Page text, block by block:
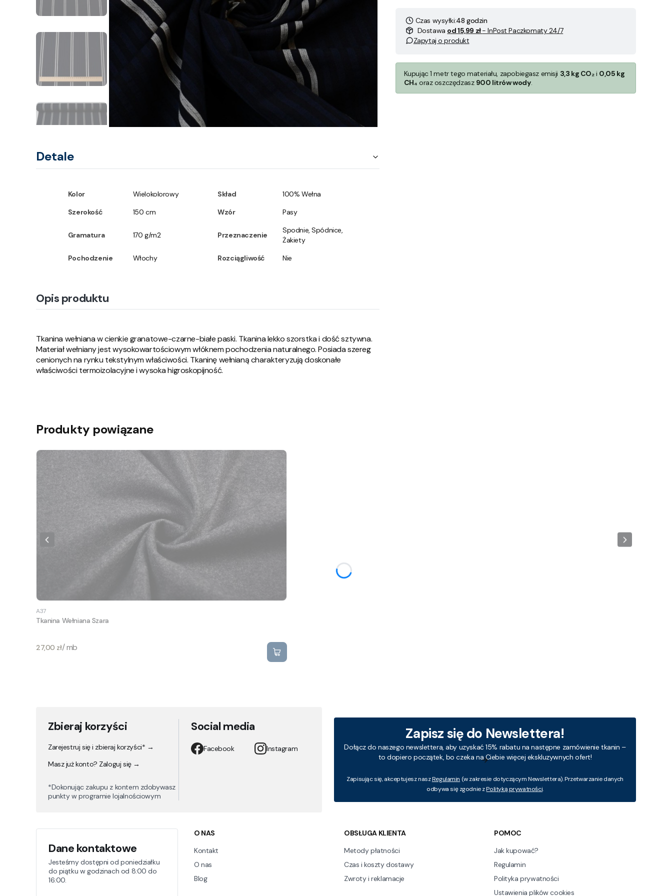
Detale
Kolor Wielokolorowy Skład
100% Wełna
Szerokość
150 cm Wzór Pasy
Gramatura 170 g/m2 Przeznaczenie
Spodnie, Spódnice,
Żakiety
Pochodzenie
Włochy Rozciągliwość Nie
Opis produktu
Tkanina wełniana w cienkie granatowe-czarne-białe paski. Tkanina lekko szorstka i dość sztywna.
Materiał wełniany jest wysokowartościowym włóknem pochodzenia naturalnego. Posiada szereg
cenionych na rynku tekstylnym właściwości. Tkaninę wełnianą charakteryzują doskonałe
właściwości termoizolacyjne i wysoka higroskopijność.
Czas wysyłki:48 godzin
Dostawa od 15,99 zł- InPost Paczkomaty 24/7
Zapytaj o produkt
Kupując 1 metr tego materiału, zapobiegasz emisji 3,3 kg CO₂i 0,05 kg
CH₄ oraz oszczędzasz 900 litrów wody.
Produkty powiązane
A37
Tkanina Wełniana Szara
Cena
27,00 zł/ mb
Zbieraj korzyści
Zarejestruj się i zbieraj korzyści* →
Masz już konto? Zaloguj się →
*Dokonując zakupu z kontem zdobywasz
punkty w programie lojalnościowym
Social media
Facebook Instagram
Zapisz się do Newslettera!
Dołącz do naszego newslettera, aby uzyskać 15% rabatu na następne zamówienie tkanin –
to dopiero początek, bo czeka na Ciebie więcej ekskluzywnych ofert!
Zapisując się, akceptujesz naszRegulamin (w zakresie dotyczącym Newslettera). Przetwarzanie danych
odbywa się zgodnie zPolityką prywatności.
Dane kontaktowe
Jesteśmy dostępni od poniedziałku
do piątku w godzinach od 8:00 do
16:00.
Linki w stopce
O NAS
Kontakt
O nas
Blog
OBSŁUGA KLIENTA
Metody płatności
Czas i koszty dostawy
Zwroty i reklamacje
POMOC
Jak kupować?
Regulamin
Polityka prywatności
Ustawienia plików cookies